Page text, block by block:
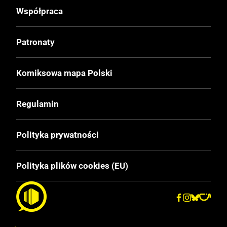
Ehapa Verlag
Data Wydania
17.06.2025
Wydanie
I
Druk
Miękka
Współpraca
Patronaty
Komiksowa mapa Polski
Regulamin
Polityka prywatności
Polityka plików cookies (EU)